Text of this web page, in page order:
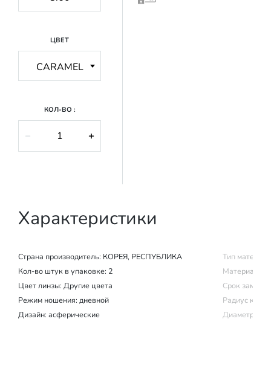
ЦВЕТ
КОЛ-ВО :
− +
Характеристики
Страна производитель: КОРЕЯ, РЕСПУБЛИКА
Кол-во штук в упаковке: 2
Цвет линзы: Другие цвета
Режим ношения: дневной
Дизайн: асферические
Тип
Материал
Срок замены
Радиус
Диаметр: